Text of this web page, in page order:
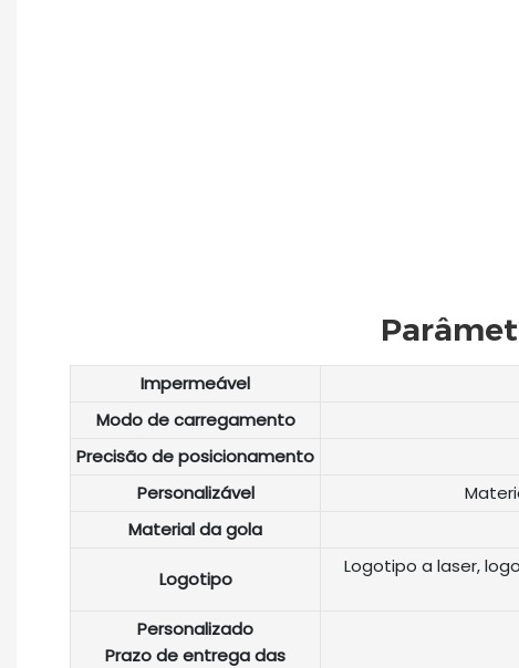
Impermeável
Modo de carregamento
Precisão de posicionamento
Personalizável
Material da gola
Logotipo
Logotipo a laser,
Personalizado
Prazo de entrega das